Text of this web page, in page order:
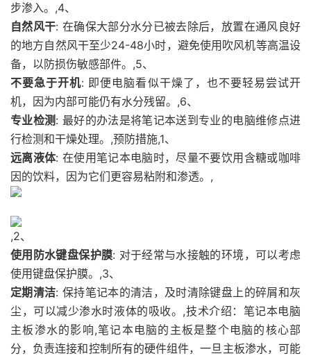
步渗入。,4、
自然风干: 在确保大部分水分已被去除后，放置在通风良好
的地方自然风干至少24-48小时，避免使用吹风机等高温设
备，以防损伤敏感部件。,5、
不要急于开机: 即便电脑看似干燥了，也不要轻易尝试开
机，因为内部可能仍有水分残留。,6、
专业检测: 最好的办法是将笔记本送到专业的电脑维修点进
行检测和干燥处理。,预防措施,1、
远离液体: 在使用笔记本电脑时，尽量不要饮用含糖或咖啡
因的饮料，因为它们更容易粘附和渗透。,
,2、
使用防水键盘保护膜: 对于经常与水接触的环境，可以考虑
使用键盘保护膜。,3、
定期清洁: 保持笔记本的清洁，及时清除键盘上的碎屑和灰
尘，可以减少渗水时液体的吸收。,技术介绍：笔记本电脑
主板渗水的影响,笔记本电脑的主板是整个电脑的核心部
分，负责连接和控制所有的硬件组件，一旦主板渗水，可能